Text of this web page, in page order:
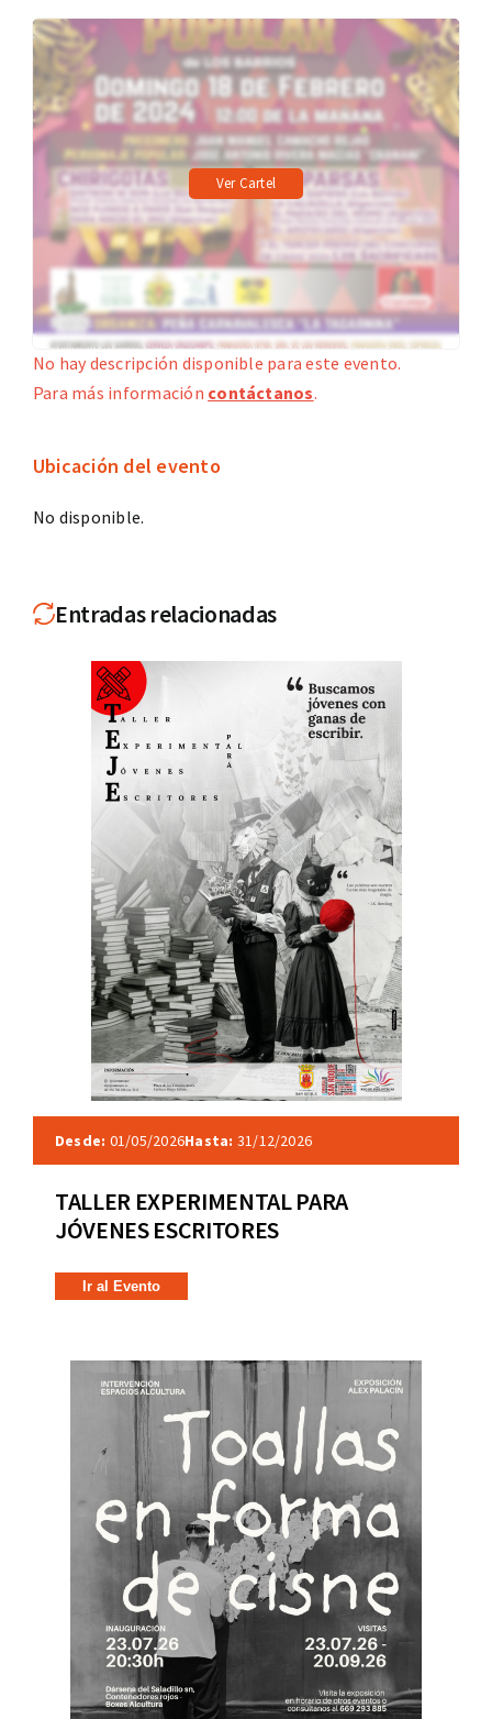
No hay descripción disponible para este evento.
Para más información contáctanos.
Ver Cartel
Ubicación del evento
No disponible.
Entradas relacionadas
Desde: 01/05/2026Hasta: 31/12/2026
TALLER EXPERIMENTAL PARA
JÓVENES ESCRITORES
Ir al Evento